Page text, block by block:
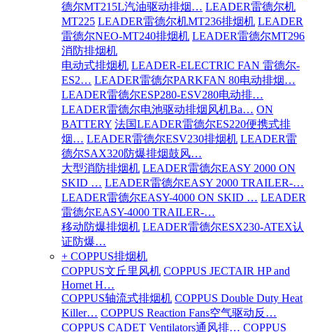
德尔MT215L汽油驱动排烟… LEADER雷德尔机
MT225 LEADER雷德尔机MT236排烟机 LEADER
雷德尔NEO-MT240排烟机 LEADER雷德尔MT296
消防排烟机
电动式排烟机 LEADER-ELECTRIC FAN 雷德尔-
ES2… LEADER雷德尔PARKFAN 80电动排烟…
LEADER雷德尔ESP280-ESV280电动排…
LEADER雷德尔电池驱动排烟风机Ba… ON
BATTERY 法国LEADER雷德尔ES220便携式排
烟… LEADER雷德尔ESV230排烟机 LEADER雷
德尔SAX320防爆排烟鼓风…
大型消防排烟机 LEADER雷德尔EASY 2000 ON
SKID … LEADER雷德尔EASY 2000 TRAILER-…
LEADER雷德尔EASY-4000 ON SKID … LEADER
雷德尔EASY-4000 TRAILER-…
移动防爆排烟机 LEADER雷德尔ESX230-ATEX认
证防爆…
+ COPPUS排烟机
COPPUS文丘里风机 COPPUS JECTAIR HP and
Hornet H…
COPPUS轴流式排烟机 COPPUS Double Duty Heat
Killer… COPPUS Reaction Fans空气驱动反…
COPPUS CADET Ventilators通风排… COPPUS